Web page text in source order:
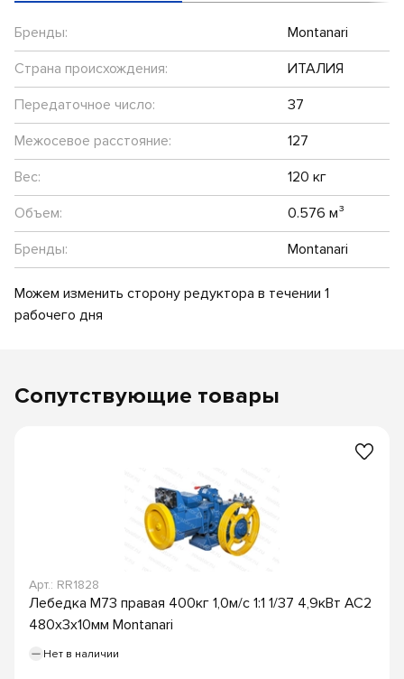
Бренды:
Montanari
Страна происхождения:
ИТАЛИЯ
Передаточное число:
37
Межосевое расстояние:
127
Вес:
120 кг
Объем:
0.576 м³
Бренды:
Montanari
Можем изменить сторону редуктора в течении 1
рабочего дня
Сопутствующие товары
Арт.: RR1828
Лебедка M73 правая 400кг 1,0м/с 1:1 1/37 4,9кВт AC2
480х3х10мм Montanari
Нет в наличии